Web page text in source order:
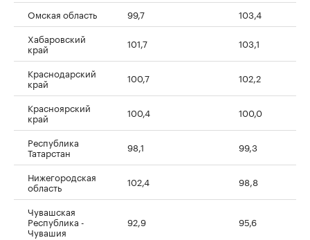
Омская область 99,7
103,4
Хабаровский
край 101,7 103,1
Краснодарский
край 100,7 102,2
Красноярский
край 100,4 100,0
Республика
Татарстан 98,1 99,3
Нижегородская
область 102,4 98,8
Чувашская
Республика -
Чувашия
92,9 95,6